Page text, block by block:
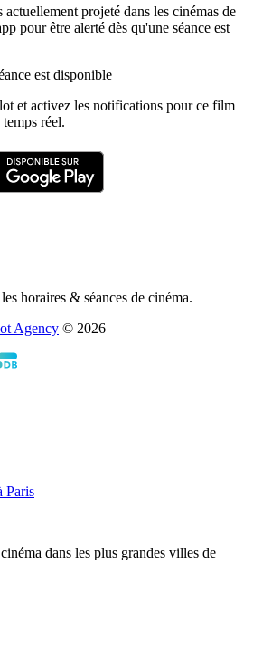
projeté dans les cinémas de
pour être alerté dès qu'une séance est
est disponible
et activez les notifications pour ce film
réel.
horaires & séances de cinéma.
Agency © 2026
Paris
dans les plus grandes villes de